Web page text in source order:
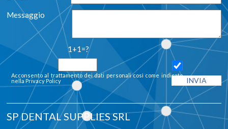
Messaggio
1+1=?
Acconsento al trattamento dei dati personali così come indicato
nella Privacy Policy
SP DENTAL SUPPLIES SRL